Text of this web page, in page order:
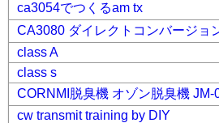
ca3054でつくるam tx
CA3080 ダイレクトコンバージョ
class A
class s
CORNMI脱臭機 オゾン脱臭機 JM-
cw transmit training by DIY